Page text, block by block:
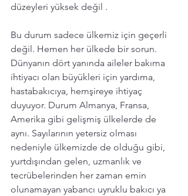
düzeyleri yüksek değil .
Bu durum sadece ülkemiz için geçerli
değil. Hemen her ülkede bir sorun.
Dünyanın dört yanında aileler bakıma
ihtiyacı olan büyükleri için yardıma,
hastabakıcıya, hemşireye ihtiyaç
duyuyor. Durum Almanya, Fransa,
Amerika gibi gelişmiş ülkelerde de
aynı. Sayılarının yetersiz olması
nedeniyle ülkemizde de olduğu gibi,
yurtdışından gelen, uzmanlık ve
tecrübelerinden her zaman emin
olunamayan yabancı uyruklu bakıcı ya